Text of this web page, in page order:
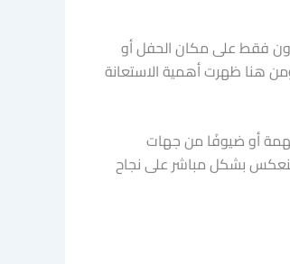
فقط على مكان الحفل أو
هنا ظهرت أهمية الاستعانة
مهمة أو ضيوفًا من جهات
ينعكس بشكل مباشر على نجاح